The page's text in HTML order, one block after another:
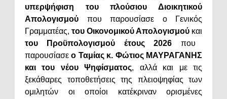
υπερψήφιση του πλούσιου Διοικητικού
Απολογισμού που παρουσίασε ο Γενικός
Γραμματέας, του Οικονομικού Απολογισμού και
του Προϋπολογισμού έτους 2026 που
παρουσίασε ο Ταμίας κ. Φώτιος ΜΑΥΡΑΓΑΝΗΣ
και του νέου Ψηφίσματος, αλλά και με τις
ξεκάθαρες τοποθετήσεις της πλειοψηφίας των
ομιλητών οι οποίοι κατέκριναν ορισμένες